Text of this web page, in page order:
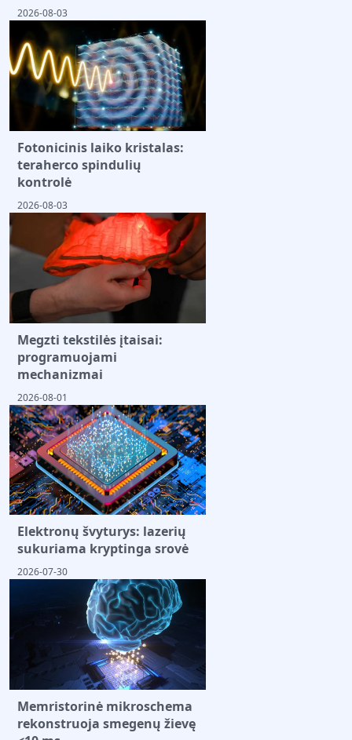
2026-08-03
Fotonicinis laiko kristalas:
teraherco spindulių
kontrolė
2026-08-03
Megzti tekstilės įtaisai:
programuojami
mechanizmai
2026-08-01
Elektronų švyturys: lazerių
sukuriama kryptinga srovė
2026-07-30
Memristorinė mikroschema
rekonstruoja smegenų žievę